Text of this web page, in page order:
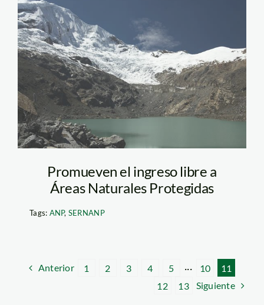
huascaran_tm
Promueven el ingreso libre a
Áreas Naturales Protegidas
Tags: ANP, SERNANP
Anterior 1 2 3 4 5 ··· 10
11
12
13 Siguiente